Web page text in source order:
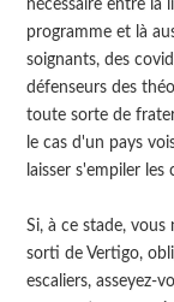
nécessaire entre la
programme et là
soignants, des
défenseurs des
toute sorte de
le cas d'un pays
laisser s'empiler
Si, à ce stade, vous
sorti de Vertigo,
escaliers, asseyez-